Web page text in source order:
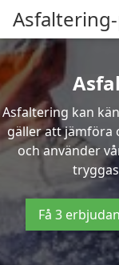
Asfaltering kan
gäller att jämföra
och använder
Få 3